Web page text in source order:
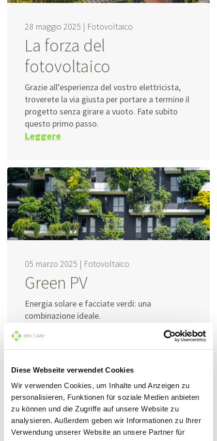
Diese Webseite verwendet Cookies
Wir verwenden Cookies, um Inhalte und Anzeigen zu
personalisieren, Funktionen für soziale Medien anbieten
zu können und die Zugriffe auf unsere Website zu
analysieren. Außerdem geben wir Informationen zu Ihrer
Verwendung unserer Website an unsere Partner für
28 maggio 2025 | Fotovoltaico
La forza del
fotovoltaico
Grazie all’esperienza del vostro elettricista,
troverete la via giusta per portare a termine il
progetto senza girare a vuoto. Fate subito
questo primo passo.
Leggere
05 marzo 2025 | Fotovoltaico
Green PV
Energia solare e facciate verdi: una
combinazione ideale.